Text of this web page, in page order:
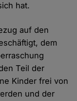
hat.
auf den
dem
Teil der
Kinder frei von
und der